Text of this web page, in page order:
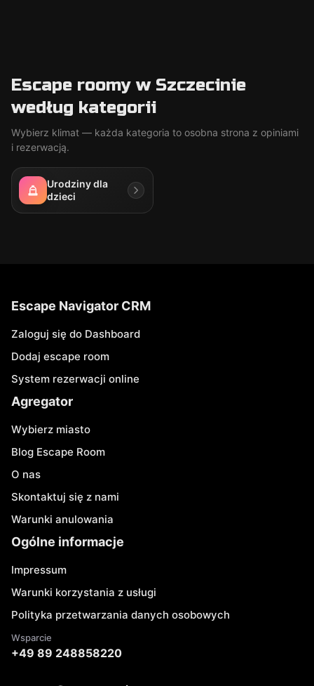
Escape roomy w Szczecinie
według kategorii
Wybierz klimat — każda kategoria to osobna strona z opiniami
i rezerwacją.
Urodziny dla
dzieci
Escape Navigator CRM
Zaloguj się do Dashboard
Dodaj escape room
System rezerwacji online
Agregator
Wybierz miasto
Blog Escape Room
O nas
Skontaktuj się z nami
Warunki anulowania
Ogólne informacje
Impressum
Warunki korzystania z usługi
Polityka przetwarzania danych osobowych
Wsparcie
+49 89 248858220